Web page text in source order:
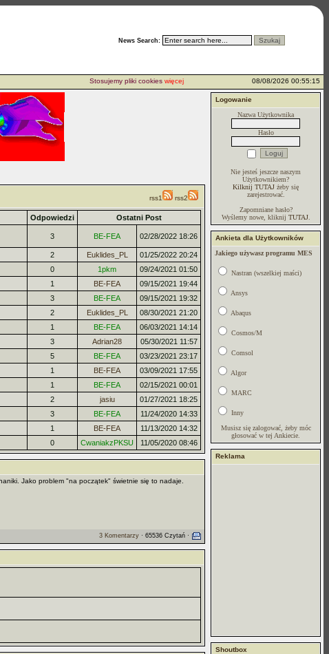
News Search:
Stosujemy pliki cookieswięcej... 08/08/2026 00:55:15
rss1 rss2
Odpowiedzi
Ostatni Post
3 BE-FEA 02/28/2022 18:26
2 Euklides_PL
01/25/2022 20:24
0 1pkm
09/24/2021 01:50
1 BE-FEA
09/15/2021 19:44
3 BE-FEA
09/15/2021 19:32
2 Euklides_PL
08/30/2021 21:20
1 BE-FEA
06/03/2021 14:14
3 Adrian28
05/30/2021 11:57
5 BE-FEA
03/23/2021 23:17
1 BE-FEA
03/09/2021 17:55
1 BE-FEA
02/15/2021 00:01
2 jasiu
01/27/2021 18:25
3 BE-FEA
11/24/2020 14:33
1 BE-FEA
11/13/2020 14:32
0 CwaniakzPKSU 11/05/2020 08:46
Jako problem "na początek" świetnie się to nadaje.
3 Komentarzy · 65536 Czytań ·
Logowanie
Nazwa Użytkownika
Hasło
Nie jesteś jeszcze naszym
Użytkownikiem?
Kilknij TUTAJ żeby się
zarejestrować.
Zapomniane hasło?
Wyślemy nowe, kliknij TUTAJ.
Ankieta dla Użytkowników
Jakiego używasz programu MES
Nastran (wszelkiej maści)
Ansys
Abaqus
Cosmos/M
Comsol
Algor
MARC
Inny
Musisz się zalogować, żeby móc
głosować w tej Ankiecie.
Reklama
Shoutbox